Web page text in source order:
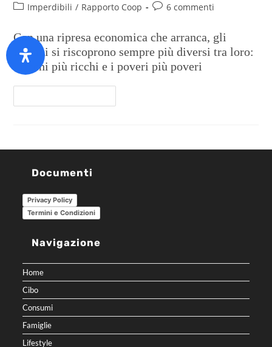
Imperdibili / Rapporto Coop 6 commenti
Con una ripresa economica che arranca, gli
italiani si riscoprono sempre più diversi tra loro:
i ricchi più ricchi e i poveri più poveri
Documenti
Privacy Policy
Termini e Condizioni
Navigazione
Home
Cibo
Consumi
Famiglie
Lifestyle